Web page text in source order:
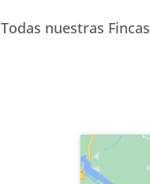
Todas nuestras Fincas